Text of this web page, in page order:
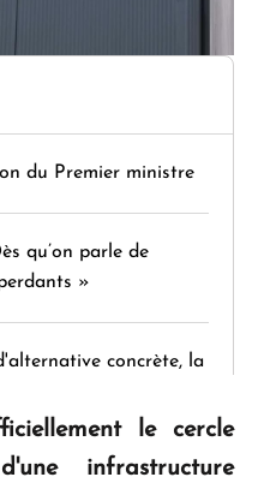
du Premier ministre
qu’on parle de
»
concrète, la
de résilience et d'avenir
le cercle
infrastructure